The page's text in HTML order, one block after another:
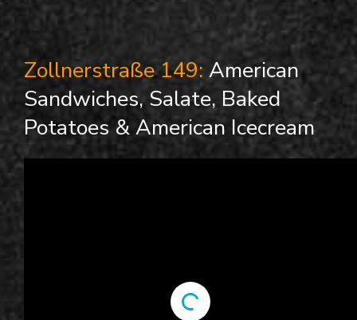
Zollnerstraße 149: American
Sandwiches, Salate, Baked
Potatoes & American Icecream